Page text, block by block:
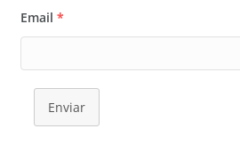
Email *
Enviar